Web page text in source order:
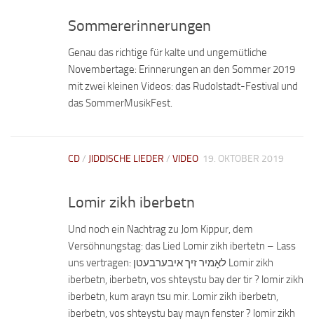
Sommererinnerungen
Genau das richtige für kalte und ungemütliche
Novembertage: Erinnerungen an den Sommer 2019
mit zwei kleinen Videos: das Rudolstadt-Festival und
das SommerMusikFest.
CD/ JIDDISCHE LIEDER / VIDEO 19. OKTOBER 2019
Lomir zikh iberbetn
Und noch ein Nachtrag zu Jom Kippur, dem
Versöhnungstag: das Lied Lomir zikh ibertetn – Lass
uns vertragen: לאָמיר זיך איבערבעטן Lomir zikh
iberbetn, iberbetn, vos shteystu bay der tir ? lomir zikh
iberbetn, kum arayn tsu mir. Lomir zikh iberbetn,
iberbetn, vos shteystu bay mayn fenster ? lomir zikh